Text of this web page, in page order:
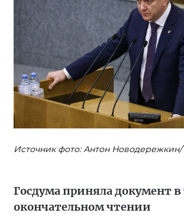
Источник фото: Антон
Госдума приняла документ
окончательном чтении